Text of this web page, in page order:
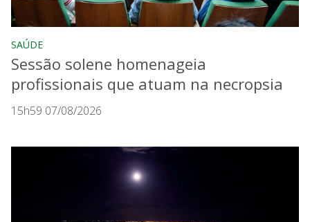
SAÚDE
Sessão solene homenageia
profissionais que atuam na necropsia
15h59 07/08/2026